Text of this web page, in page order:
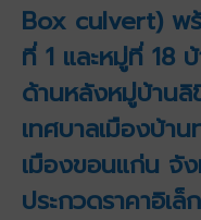
Box culvert) พ
ที่ 1 และหมู่ที่ 18
ด้านหลังหมู่บ้านลิ
เทศบาลเมืองบ้า
เมืองขอนแก่น จั
ประกวดราคาอิเ